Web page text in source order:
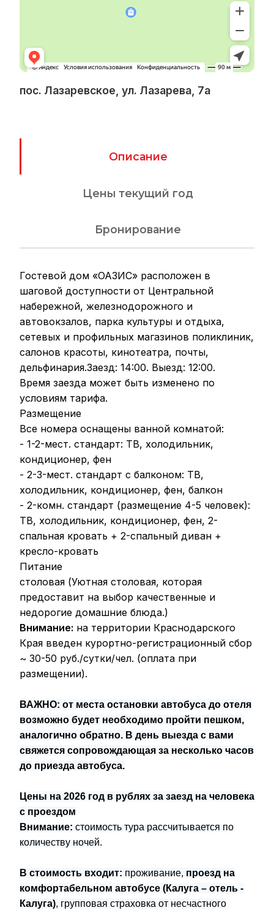
пос. Лазаревское, ул. Лазарева, 7а
Описание
Цены текущий год
Бронирование
Гостевой дом «ОАЗИС» расположен в
шаговой доступности от Центральной
набережной, железнодорожного и
автовокзалов, парка культуры и отдыха,
сетевых и профильных магазинов поликлиник,
салонов красоты, кинотеатра, почты,
дельфинария.Заезд: 14:00. Выезд: 12:00.
Время заезда может быть изменено по
условиям тарифа.
Размещение
Все номера оснащены ванной комнатой:
- 1-2-мест. стандарт: ТВ, холодильник,
кондиционер, фен
- 2-3-мест. стандарт с балконом: ТВ,
холодильник, кондиционер, фен, балкон
- 2-комн. стандарт (размещение 4-5 человек):
ТВ, холодильник, кондиционер, фен, 2-
спальная кровать + 2-спальный диван +
кресло-кровать
Питание
столовая (Уютная столовая, которая
предоставит на выбор качественные и
недорогие домашние блюда.)
Внимание: на территории Краснодарского
Края введен курортно-регистрационный сбор
~ 30-50 руб./сутки/чел. (оплата при
размещении).
ВАЖНО: от места остановки автобуса до отеля
возможно будет необходимо пройти пешком,
аналогично обратно. В день выезда с вами
свяжется сопровождающая за несколько часов
до приезда автобуса.
Цены на 2026 год в рублях за заезд на человека
с проездом
Внимание: стоимость тура рассчитывается по
количеству ночей.
В стоимость входит: проживание, проезд на
комфортабельном автобусе (Калуга – отель -
Калуга), групповая страховка от несчастного